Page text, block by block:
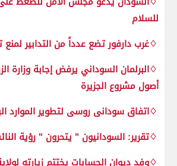
للسلام
♢غرب دارفور تضع عدداً من التدابير
♢البرلمان السوداني يرفض إجابة وزارة
أصول مشروع الجزيرة
♢اتفاق سودانى روسى لتطوير الموارد
♢تقرير: السودانيون " يتحرون " رؤية
♢وفد ديوان الحسابات يختتم زيارته